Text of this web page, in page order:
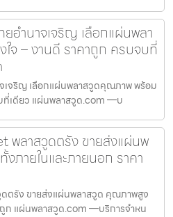
อำนาจเจริญ เลือกแผ่นพลา
จ – งานดี ราคาถูก ครบจบที่
เจริญ เลือกแผ่นพลาสวูดคุณภาพ พร้อม
ที่เดียว แผ่นพลาสวูด.com —บ
พลาสวูดตรัง ขายส่งแผ่นพ
ภายในและภายนอก ราคา
ตรัง ขายส่งแผ่นพลาสวูด คุณภาพสูง
ถูก แผ่นพลาสวูด.com —บริการจำหน